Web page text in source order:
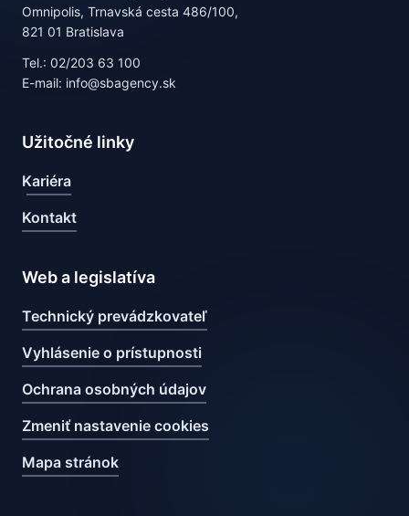
Omnipolis, Trnavská cesta 486/100,
821 01 Bratislava
Tel.: 02/203 63 100
E-mail: info@sbagency.sk
Užitočné linky
Kariéra
Kontakt
Web a legislatíva
Technický prevádzkovateľ
Vyhlásenie o prístupnosti
Ochrana osobných údajov
Zmeniť nastavenie cookies
Mapa stránok